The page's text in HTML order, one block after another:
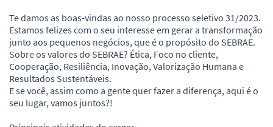
Te damos as boas-vindas ao nosso processo seletivo 31/2023.
Estamos felizes com o seu interesse em gerar a transformação
junto aos pequenos negócios, que é o propósito do SEBRAE.
Sobre os valores do SEBRAE? Ética, Foco no cliente,
Cooperação, Resiliência, Inovação, Valorização Humana e
Resultados Sustentáveis.
E se você, assim como a gente quer fazer a diferença, aqui é o
seu lugar, vamos juntos?!